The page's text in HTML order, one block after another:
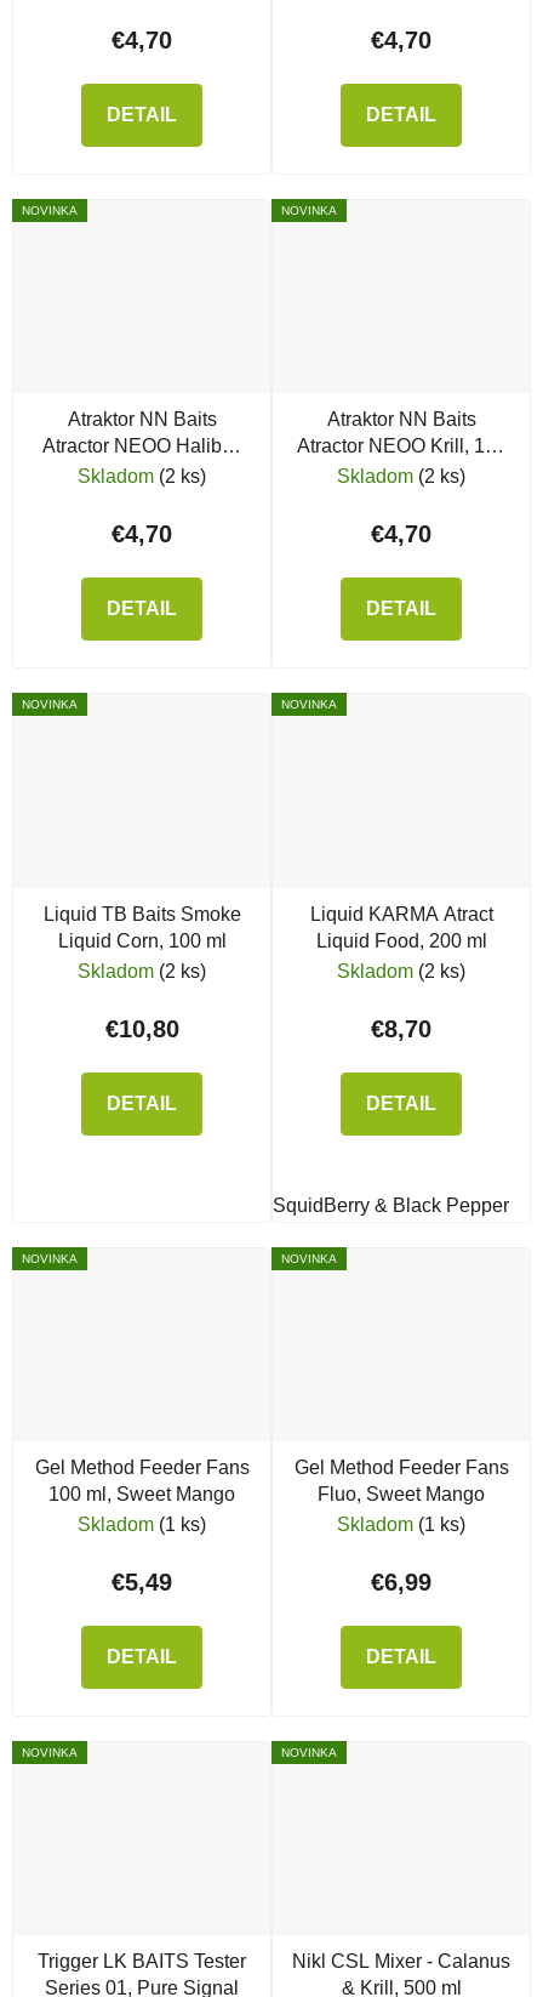
€4,70
DETAIL
€4,70
DETAIL
NOVINKA
Atraktor NN Baits
Atractor NEOO Halibut,
120 ml
Skladom (2 ks)
€4,70
DETAIL
NOVINKA
Atraktor NN Baits
Atractor NEOO Krill, 120
ml
Skladom (2 ks)
€4,70
DETAIL
NOVINKA
Liquid TB Baits Smoke
Liquid Corn, 100 ml
Skladom (2 ks)
€10,80
DETAIL
NOVINKA
Liquid KARMA Atract
Liquid Food, 200 ml
Skladom (2 ks)
€8,70
DETAIL
SquidBerry & Black Pepper
NOVINKA
Gel Method Feeder Fans
100 ml, Sweet Mango
Skladom (1 ks)
€5,49
DETAIL
NOVINKA
Gel Method Feeder Fans
Fluo, Sweet Mango
Skladom (1 ks)
€6,99
DETAIL
NOVINKA
Trigger LK BAITS Tester
Series 01, Pure Signal
NOVINKA
Nikl CSL Mixer - Calanus
& Krill, 500 ml